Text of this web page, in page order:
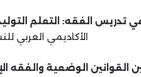
تدريس الفقه: التعلم
الأكاديمي العربي للنشر، 1444 هـ،
القوانين الوضعية والفقه